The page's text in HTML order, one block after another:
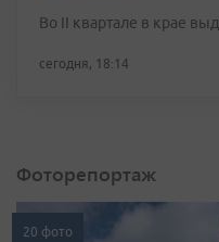
Во II квартале в крае
сегодня, 18:14
Фоторепортаж
20 фото